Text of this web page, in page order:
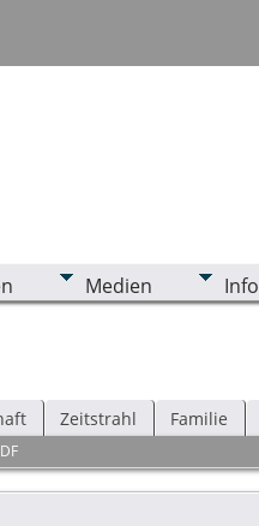
Medien Info
Zeitstrahl Familie